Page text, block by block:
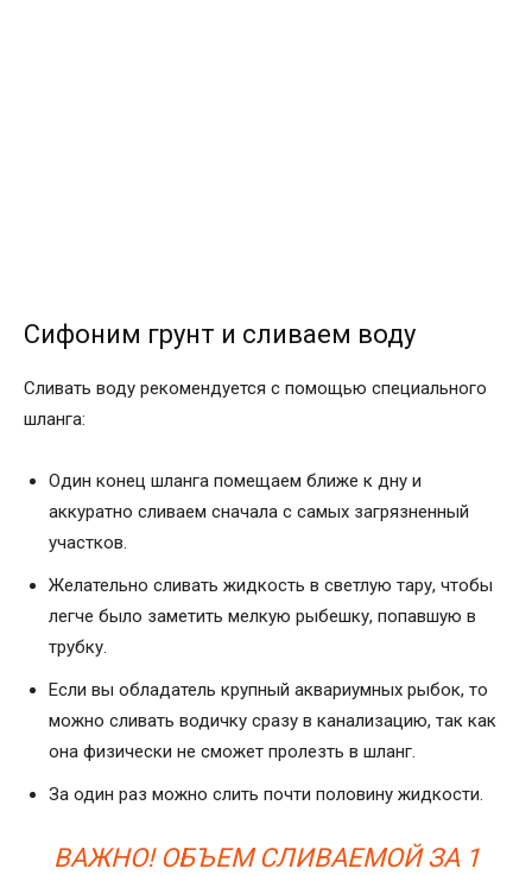
Сифоним грунт и сливаем воду
Сливать воду рекомендуется с помощью специального
шланга:
Один конец шланга помещаем ближе к дну и
аккуратно сливаем сначала с самых загрязненный
участков.
Желательно сливать жидкость в светлую тару, чтобы
легче было заметить мелкую рыбешку, попавшую в
трубку.
Если вы обладатель крупный аквариумных рыбок, то
можно сливать водичку сразу в канализацию, так как
она физически не сможет пролезть в шланг.
За один раз можно слить почти половину жидкости.
ВАЖНО! ОБЪЕМ СЛИВАЕМОЙ ЗА 1